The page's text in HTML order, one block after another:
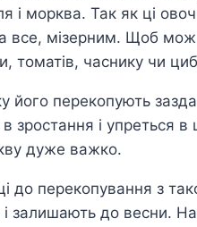
морква. Так як ці
все, мізерним. Щоб
томатів, часнику чи
його перекопують
і упреться в
дуже важко.
до перекопування з
залишають до весни.